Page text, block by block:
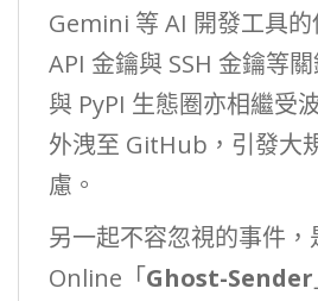
Gemini 等 AI 開發工具
API 金鑰與 SSH 金鑰等
與 PyPI 生態圈亦相繼受
外洩至 GitHub，引發大
慮。
另一起不容忽視的事件
Online「Ghost-Sender